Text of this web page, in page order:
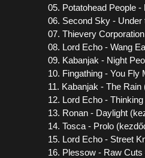
05. Potatohead People
06. Second Sky - Under
07. Thievery
08. Lord Echo - Wang
09. Kabanjak - Night
10. Fingathing - You Fly
11. Kabanjak - The
12. Lord Echo -
13. Ronan - Daylight
14. Tosca - Prolo
15. Lord Echo - Street
16. Plessow - Raw